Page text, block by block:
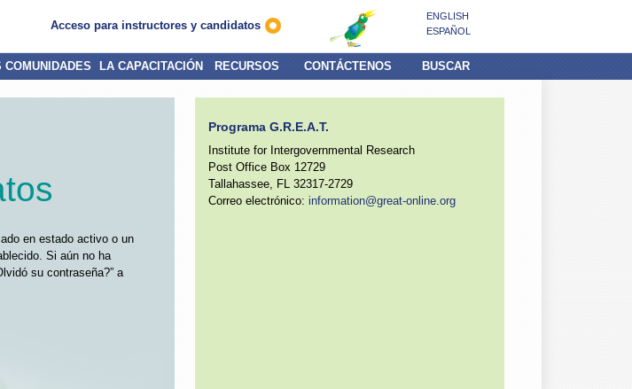
ENGLISH
ESPAÑOL
Acceso para instructores y candidatos
COMUNIDADES LA CAPACITACIÓN RECURSOS CONTÁCTENOS BUSCAR
en estado activo o un
Si aún no ha
su contraseña?” a
Programa G.R.E.A.T.
Institute for Intergovernmental Research
Post Office Box 12729
Tallahassee, FL 32317-2729
Correo electrónico: information@great-online.org